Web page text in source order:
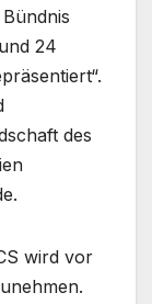
24
des
wird vor